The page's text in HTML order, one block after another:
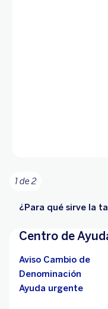
1 de 2
¿Para qué sirve la
Centro de
Aviso Cambio de
Denominación
Ayuda urgente